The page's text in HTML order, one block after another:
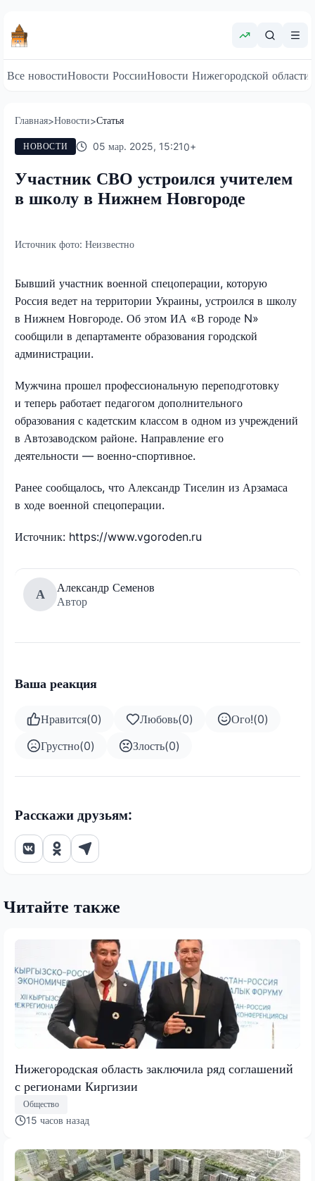
Все новостиНовости РоссииНовости Нижегородской области
Главная>Новости>Статья
НОВОСТИ 05 мар. 2025, 15:210+
Участник СВО устроился учителем
в школу в Нижнем Новгороде
Источник фото: Неизвестно
Бывший участник военной спецоперации, которую
Россия ведет на территории Украины, устроился в школу
в Нижнем Новгороде. Об этом ИА «В городе N»
сообщили в департаменте образования городской
администрации.
Мужчина прошел профессиональную переподготовку
и теперь работает педагогом дополнительного
образования с кадетским классом в одном из учреждений
в Автозаводском районе. Направление его
деятельности — военно-спортивное.
Ранее сообщалось, что Александр Тиселин из Арзамаса
в ходе военной спецоперации.
Источник: https://www.vgoroden.ru
А
Александр Семенов
Автор
Ваша реакция
Нравится(0) Любовь(0) Ого!(0)
Грустно(0) Злость(0)
Расскажи друзьям:
Читайте также
Нижегородская область заключила ряд соглашений
с регионами Киргизии
Общество
15 часов назад